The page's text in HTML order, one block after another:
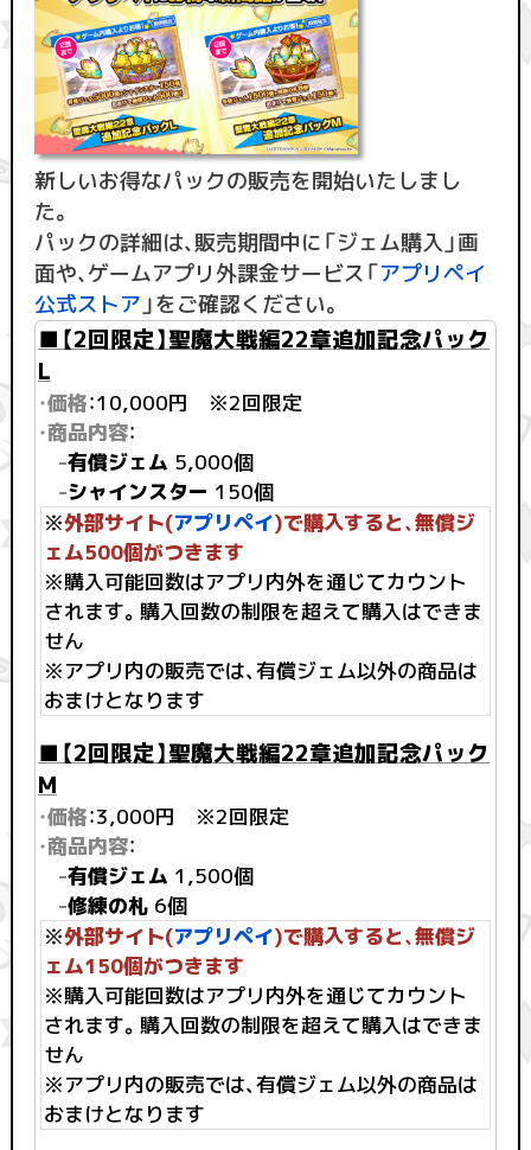
新しいお得なパックの販売を開始いたしまし
た。
パックの詳細は、販売期間中に「ジェム購入」画
面や、ゲームアプリ外課金サービス「アプリペイ
公式ストア 」をご確認ください。
■【2回限定】聖魔大戦編22章追加記念パック
L
・価格：10,000円 ※2回限定
・商品内容：
-有償ジェム 5,000個
-シャインスター 150個
※外部サイト(アプリペイ)で購入すると、無償ジ
ェム500個がつきます
※購入可能回数はアプリ内外を通じてカウント
されます。購入回数の制限を超えて購入はできま
せん
※アプリ内の販売では、有償ジェム以外の商品は
おまけとなります
■【2回限定】聖魔大戦編22章追加記念パック
M
・価格：3,000円 ※2回限定
・商品内容：
-有償ジェム 1,500個
-修練の札 6個
※外部サイト(アプリペイ)で購入すると、無償ジ
ェム150個がつきます
※購入可能回数はアプリ内外を通じてカウント
されます。購入回数の制限を超えて購入はできま
せん
※アプリ内の販売では、有償ジェム以外の商品は
おまけとなります